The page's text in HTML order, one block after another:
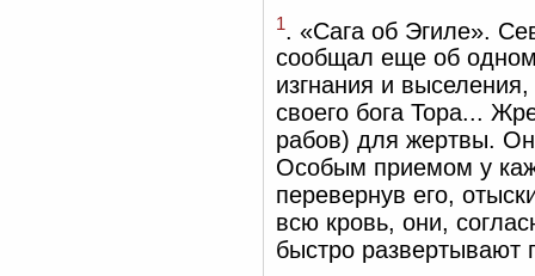
1
. «Сага об Эгиле».
сообщал еще об
изгнания и
своего бога Тора...
рабов) для жертвы.
Особым приемом у
перевернув его,
всю кровь, они,
быстро развертывают